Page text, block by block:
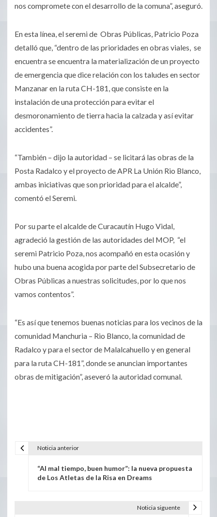
nos compromete con el desarrollo de la comuna”, aseguró.
En esta línea, el seremi de Obras Públicas, Patricio Poza
detalló que, “dentro de las prioridades en obras viales, se
encuentra se encuentra la materialización de un proyecto
de emergencia que dice relación con los taludes en sector
Manzanar en la ruta CH-181, que consiste en la
instalación de una protección para evitar el
desmoronamiento de tierra hacia la calzada y así evitar
accidentes”.
“También – dijo la autoridad – se licitará las obras de la
Posta Radalco y el proyecto de APR La Unión Rio Blanco,
ambas iniciativas que son prioridad para el alcalde”,
comentó el Seremi.
Por su parte el alcalde de Curacautín Hugo Vidal,
agradeció la gestión de las autoridades del MOP, “el
seremi Patricio Poza, nos acompañó en esta ocasión y
hubo una buena acogida por parte del Subsecretario de
Obras Públicas a nuestras solicitudes, por lo que nos
vamos contentos”.
“Es así que tenemos buenas noticias para los vecinos de la
comunidad Manchuria – Rio Blanco, la comunidad de
Radalco y para el sector de Malalcahuello y en general
para la ruta CH-181”, donde se anuncian importantes
obras de mitigación”, aseveró la autoridad comunal.
Noticia anterior
“Al mal tiempo, buen humor”: la nueva propuesta
de Los Atletas de la Risa en Dreams
Noticia siguente